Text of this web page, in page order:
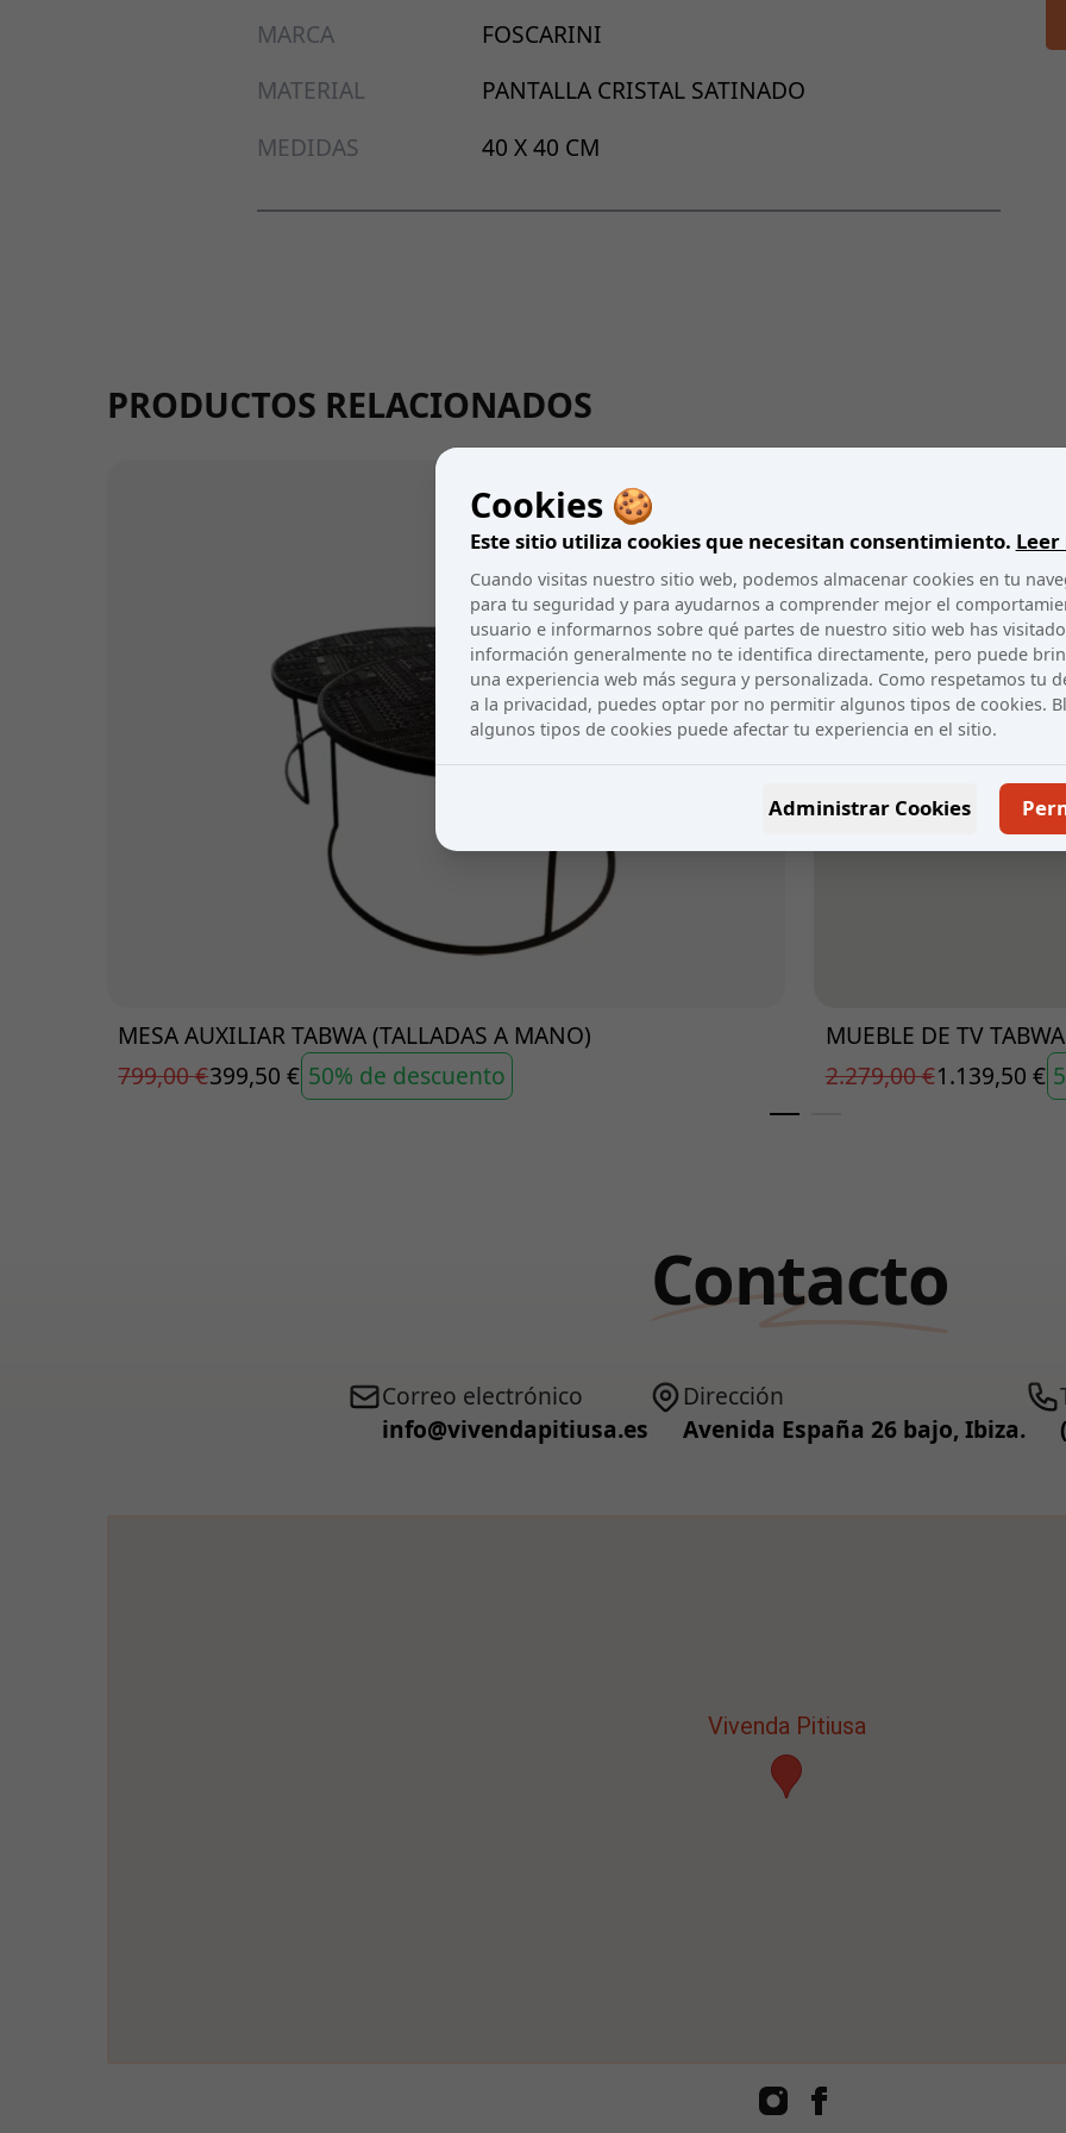
MARCA
FOSCARINI
MATERIAL
PANTALLA CRISTAL SATINADO
MEDIDAS
40 X 40 CM
PRODUCTOS RELACIONADOS
MESA AUXILIAR TABWA (TALLADAS A MANO)
799,00 €399,50 € 50% de descuento
MUEBLE DE TV TABWA
2.279,00 €1.139,50 €
Contacto
Correo electrónico
info@vivendapitiusa.es
Dirección
Avenida España 26 bajo, Ibiza.
Vivenda Pitiusa
Cookies 🍪
Este sitio utiliza cookies que necesitan consentimiento. Leer
Cuando visitas nuestro sitio web, podemos almacenar cookies en tu
para tu seguridad y para ayudarnos a comprender mejor el
usuario e informarnos sobre qué partes de nuestro sitio web has
información generalmente no te identifica directamente, pero puede
una experiencia web más segura y personalizada. Como respetamos tu
a la privacidad, puedes optar por no permitir algunos tipos de cookies.
algunos tipos de cookies puede afectar tu experiencia en el sitio.
Administrar Cookies